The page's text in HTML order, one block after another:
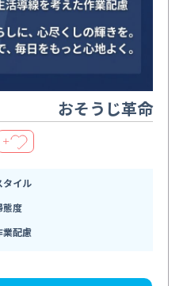
おそうじ革命
＋
タイル
態度
業配慮